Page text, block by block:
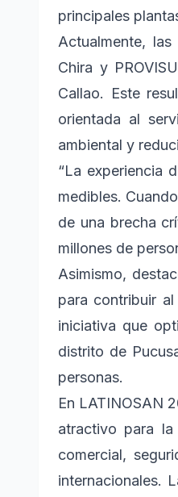
principales
Actualmente,
Chira y
Callao. Este
orientada al
ambiental y
“La experiencia
medibles.
de una brecha
millones de
Asimismo,
para contribuir
iniciativa que
distrito de
personas.
En LATINOSAN
atractivo para la
comercial,
internacionales.